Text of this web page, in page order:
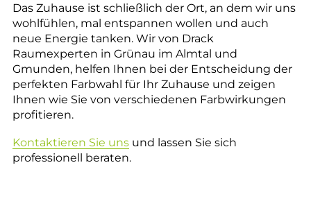
Das Zuhause ist schließlich der Ort, an dem wir uns
wohlfühlen, mal entspannen wollen und auch
neue Energie tanken. Wir von Drack
Raumexperten in Grünau im Almtal und
Gmunden, helfen Ihnen bei der Entscheidung der
perfekten Farbwahl für Ihr Zuhause und zeigen
Ihnen wie Sie von verschiedenen Farbwirkungen
profitieren.
Kontaktieren Sie uns und lassen Sie sich
professionell beraten.